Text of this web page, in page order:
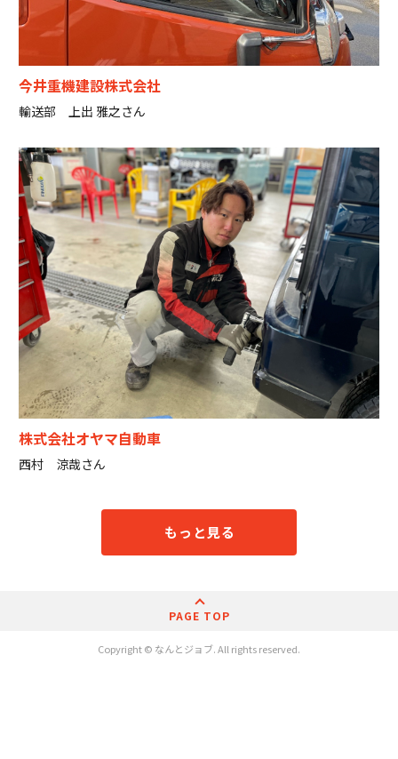
今井重機建設株式会社
輸送部 上出 雅之さん
株式会社オヤマ自動車
西村 涼哉さん
もっと見る
PAGE TOP
Copyright © なんとジョブ. All rights reserved.